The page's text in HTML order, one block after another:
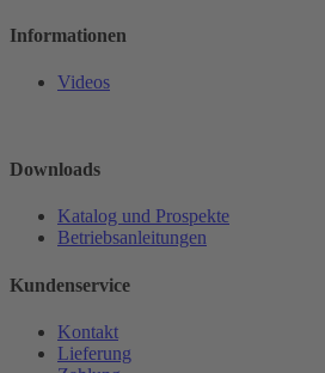
Informationen
Videos
Downloads
Katalog und Prospekte
Betriebsanleitungen
Kundenservice
Kontakt
Lieferung